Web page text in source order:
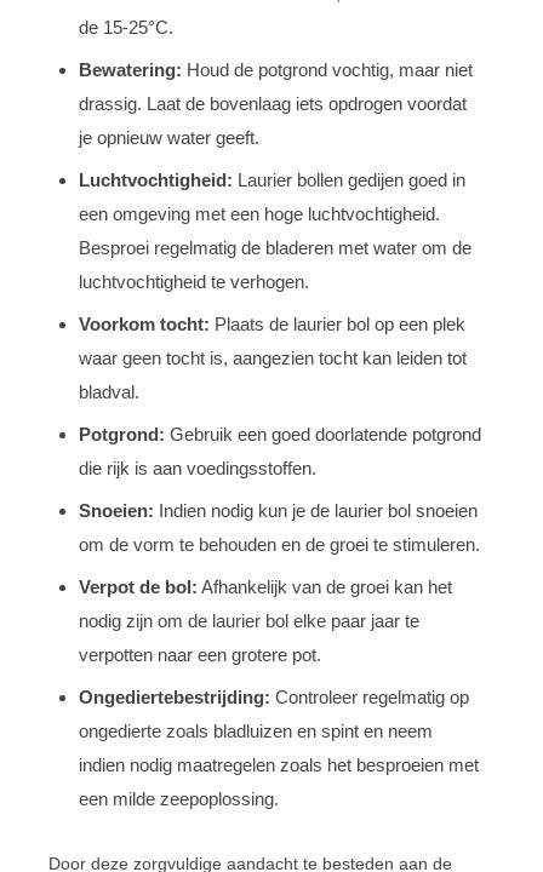
de 15-25°C.
Bewatering: Houd de potgrond vochtig, maar niet
drassig. Laat de bovenlaag iets opdrogen voordat
je opnieuw water geeft.
Luchtvochtigheid: Laurier bollen gedijen goed in
een omgeving met een hoge luchtvochtigheid.
Besproei regelmatig de bladeren met water om de
luchtvochtigheid te verhogen.
Voorkom tocht: Plaats de laurier bol op een plek
waar geen tocht is, aangezien tocht kan leiden tot
bladval.
Potgrond: Gebruik een goed doorlatende potgrond
die rijk is aan voedingsstoffen.
Snoeien: Indien nodig kun je de laurier bol snoeien
om de vorm te behouden en de groei te stimuleren.
Verpot de bol: Afhankelijk van de groei kan het
nodig zijn om de laurier bol elke paar jaar te
verpotten naar een grotere pot.
Ongediertebestrijding: Controleer regelmatig op
ongedierte zoals bladluizen en spint en neem
indien nodig maatregelen zoals het besproeien met
een milde zeepoplossing.
Door deze zorgvuldige aandacht te besteden aan de